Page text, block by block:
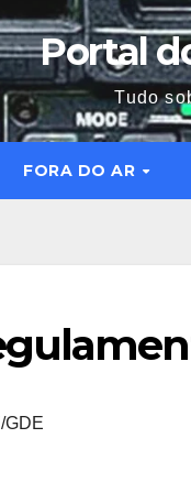
Portal
Tudo
FORA DO AR
GDE